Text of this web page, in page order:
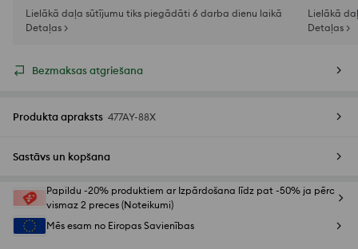
Lielākā daļa sūtījumu tiks piegādāti 6 darba dienu laikā
Detaļas >
Lielākā
Detaļas >
Bezmaksas atgriešana
Produkta apraksts 477AY-88X
Sastāvs un kopšana
Papildu -20% produktiem ar Izpārdošana līdz pat -50% ja pērc
vismaz 2 preces (Noteikumi)
Mēs esam no Eiropas Savienības